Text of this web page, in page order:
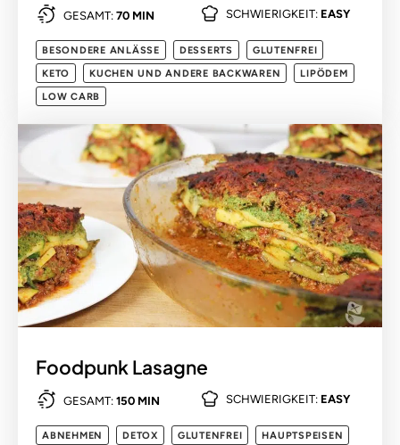
GESAMT: 70 MIN SCHWIERIGKEIT: EASY
BESONDERE ANLÄSSE DESSERTS
GLUTENFREI
KETO
KUCHEN UND ANDERE BACKWAREN
LIPÖDEM
LOW CARB
Foodpunk Lasagne
GESAMT: 150 MIN SCHWIERIGKEIT: EASY
ABNEHMEN DETOX GLUTENFREI
HAUPTSPEISEN